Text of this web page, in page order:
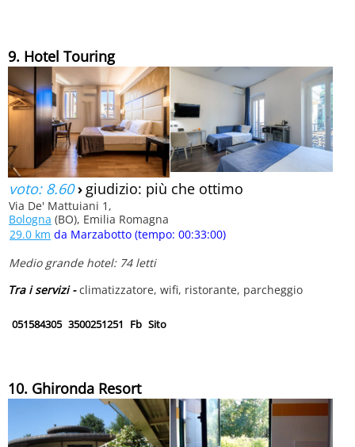
9. Hotel Touring
voto: 8.60› giudizio: più che ottimo
Via De' Mattuiani 1,
Bologna (BO), Emilia Romagna
29.0 km da Marzabotto (tempo: 00:33:00)
Medio grande hotel: 74 letti
Tra i servizi -climatizzatore, wifi, ristorante, parcheggio
051584305 3500251251 Fb Sito
10. Ghironda Resort